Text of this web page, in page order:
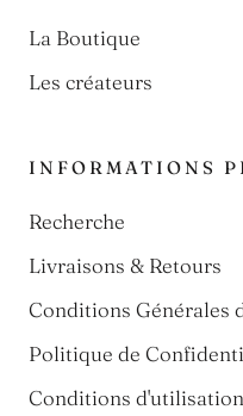
La Boutique
Les créateurs
INFORMATIONS
Recherche
Livraisons & Retours
Conditions Générales
Politique de
Conditions d'utilisation